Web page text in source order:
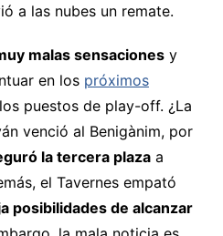
a las nubes un remate.
malas sensacionesy
en los próximos
puestos de play-off. ¿La
venció al Benigànim, por
la tercera plazaa
el Tavernes empató
posibilidades de alcanzar